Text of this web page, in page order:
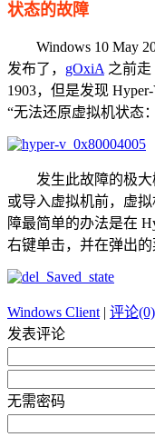
状态的故障
Windows 10 May
发布了， gOxiA之前走
1903，但是发现
“无法还原虚拟机状态
发生此故障的极大
或导入虚拟机前，虚
障最简单的办法是在
右键单击，并在弹出的
Windows Client| 评论(0)
发表评论
无需密码